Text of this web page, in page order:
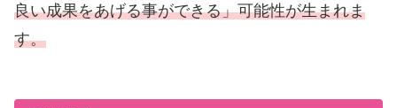
良い成果をあげる事ができる」可能性が生まれま
す。